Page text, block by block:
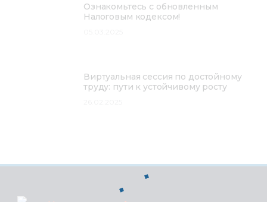
Ознакомьтесь с обновленным
Налоговым кодексом!
Виртуальная сессия по достойному
труду: пути к устойчивому росту